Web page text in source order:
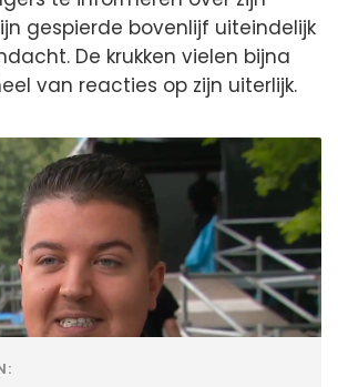
gespierde bovenlijf uiteindelijk
De krukken vielen bijna
van reacties op zijn uiterlijk.